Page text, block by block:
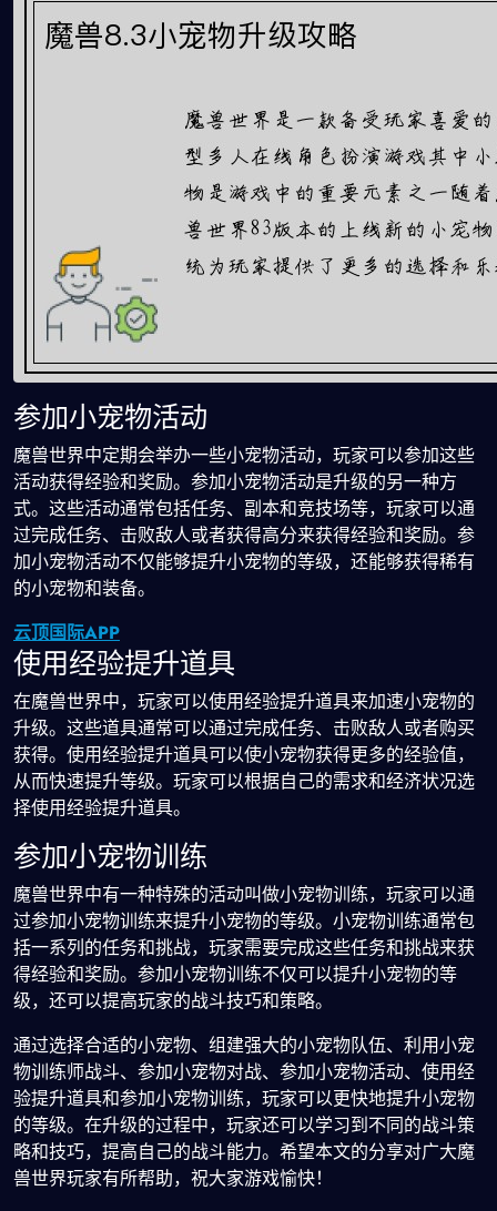
参加小宠物活动
魔兽世界中定期会举办一些小宠物活动，玩家可以参加这些
活动获得经验和奖励。参加小宠物活动是升级的另一种方
式。这些活动通常包括任务、副本和竞技场等，玩家可以通
过完成任务、击败敌人或者获得高分来获得经验和奖励。参
加小宠物活动不仅能够提升小宠物的等级，还能够获得稀有
的小宠物和装备。
云顶国际APP
使用经验提升道具
在魔兽世界中，玩家可以使用经验提升道具来加速小宠物的
升级。这些道具通常可以通过完成任务、击败敌人或者购买
获得。使用经验提升道具可以使小宠物获得更多的经验值，
从而快速提升等级。玩家可以根据自己的需求和经济状况选
择使用经验提升道具。
参加小宠物训练
魔兽世界中有一种特殊的活动叫做小宠物训练，玩家可以通
过参加小宠物训练来提升小宠物的等级。小宠物训练通常包
括一系列的任务和挑战，玩家需要完成这些任务和挑战来获
得经验和奖励。参加小宠物训练不仅可以提升小宠物的等
级，还可以提高玩家的战斗技巧和策略。
通过选择合适的小宠物、组建强大的小宠物队伍、利用小宠
物训练师战斗、参加小宠物对战、参加小宠物活动、使用经
验提升道具和参加小宠物训练，玩家可以更快地提升小宠物
的等级。在升级的过程中，玩家还可以学习到不同的战斗策
略和技巧，提高自己的战斗能力。希望本文的分享对广大魔
兽世界玩家有所帮助，祝大家游戏愉快！